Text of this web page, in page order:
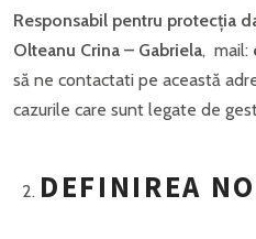
Responsabil pentru protecția
Olteanu Crina – Gabriela, mail:
să ne contactati pe această
cazurile care sunt legate de
DEFINIREA